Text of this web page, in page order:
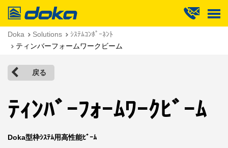
Doka
Doka Solutions
ｼｽﾃﾑｺﾝﾎﾟｰﾈﾝﾄ
ティンバーフォームワークビーム
戻る
ﾃｨﾝﾊﾞｰﾌｫｰﾑﾜｰｸﾋﾞｰﾑ
Doka型枠ｼｽﾃﾑ用高性能ﾋﾞｰﾑ